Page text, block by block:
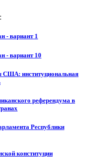
- вариант 1
- вариант 10
США: институциональная
референдума в
Республики
конституции